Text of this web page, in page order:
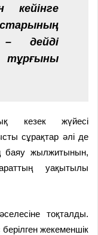
кейінге
– дейді
тұрғыны
кезек жүйесі
сұрақтар әлі де
баяу жылжитынын,
уақытылы
тоқталды.
жекеменшік